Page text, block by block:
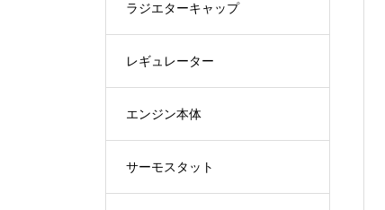
ラジエターキャップ
レギュレーター
エンジン本体
サーモスタット